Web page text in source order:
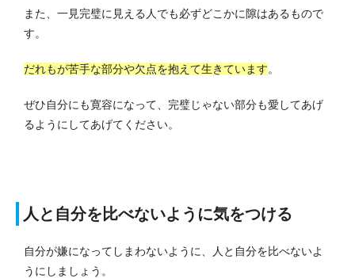
また、一見完璧に見える人でも必ずどこかに隙はあるもので
す。
だれもが苦手な部分や欠点を抱えて生きています。
ぜひ自分にも寛容になって、完璧じゃない部分も愛してあげ
るようにしてあげてください。
人と自分を比べないように気をつける
自分が嫌になってしまわないように、人と自分を比べないよ
うにしましょう。